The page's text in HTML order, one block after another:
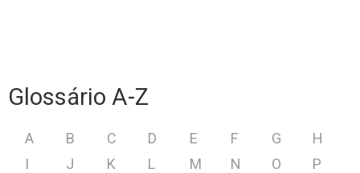
Glossário A-Z
A B C D E F G
H
I
J K L M N O
P